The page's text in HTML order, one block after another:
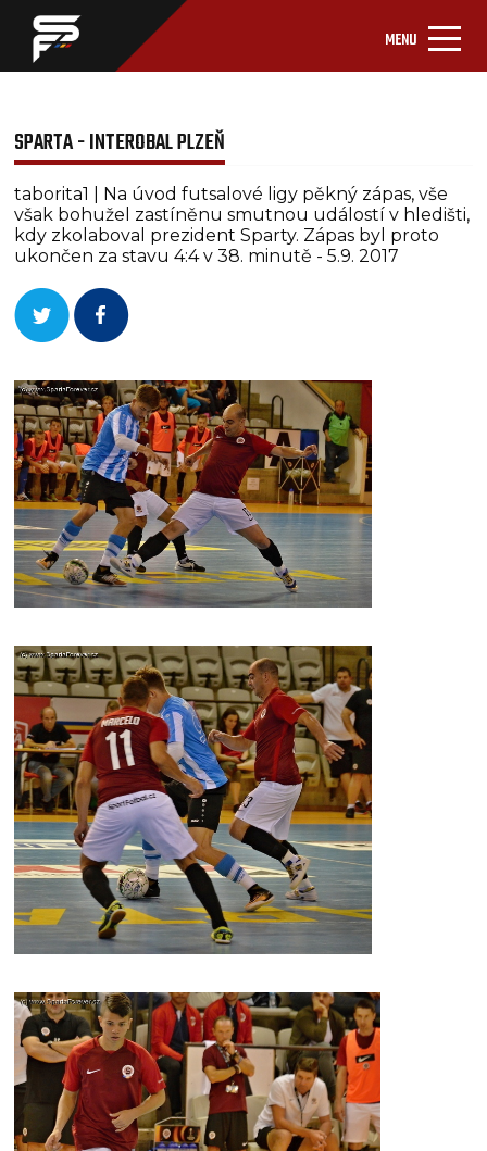
MENU
SPARTA - INTEROBAL PLZEŇ
taborita1 | Na úvod futsalové ligy pěkný zápas, vše
však bohužel zastíněnu smutnou událostí v hledišti,
kdy zkolaboval prezident Sparty. Zápas byl proto
ukončen za stavu 4:4 v 38. minutě - 5.9. 2017